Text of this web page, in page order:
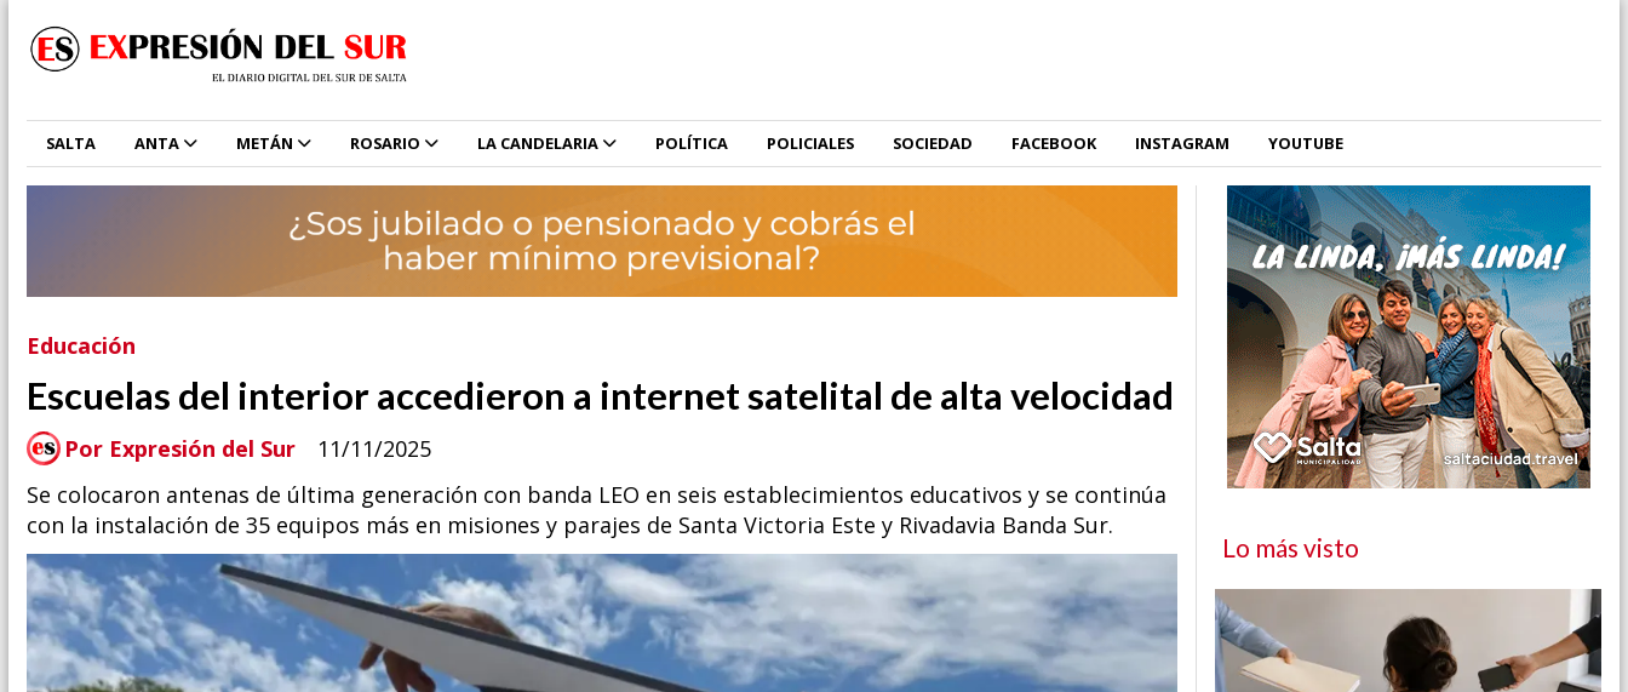
SALTA ANTA METÁN ROSARIO LA CANDELARIA POLÍTICA POLICIALES SOCIEDAD FACEBOOK INSTAGRAM YOUTUBE
Escuelas del interior accedieron a internet satelital de alta velocidad
Se colocaron antenas de última generación con banda LEO en seis establecimientos educativos y se continúa
con la instalación de 35 equipos más en misiones y parajes de Santa Victoria Este y Rivadavia Banda Sur.
Educación
11/11/2025
Por Expresión del Sur
Lo más visto